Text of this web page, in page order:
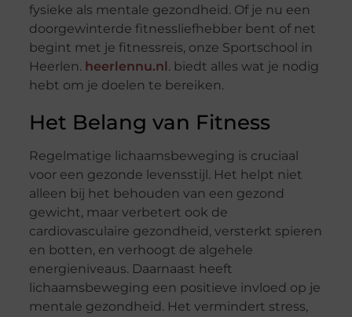
fysieke als mentale gezondheid. Of je nu een
doorgewinterde fitnessliefhebber bent of net
begint met je fitnessreis, onze Sportschool in
Heerlen. heerlennu.nl. biedt alles wat je nodig
hebt om je doelen te bereiken.
Het Belang van Fitness
Regelmatige lichaamsbeweging is cruciaal
voor een gezonde levensstijl. Het helpt niet
alleen bij het behouden van een gezond
gewicht, maar verbetert ook de
cardiovasculaire gezondheid, versterkt spieren
en botten, en verhoogt de algehele
energieniveaus. Daarnaast heeft
lichaamsbeweging een positieve invloed op je
mentale gezondheid. Het vermindert stress,